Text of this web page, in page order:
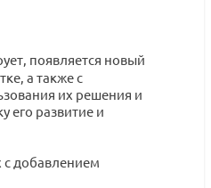
появляется новый
а также с
их решения и
его развитие и
добавлением